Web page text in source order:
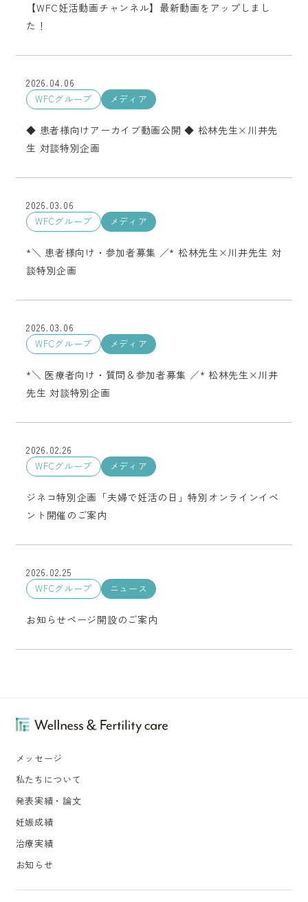
【WFC妊活動画チャンネル】最新動画をアップしまし
た！
2026.04.06
WFCグループ
メディア
◆ 患者様向けアーカイブ動画公開 ◆ 松林先生×川井先
生 対談特別企画
2026.03.06
WFCグループ
メディア
*＼ 患者様向け・参加者募集 ／* 松林先生×川井先生 対
談特別企画
2026.03.06
WFCグループ
メディア
*＼ 医療者向け・質問＆参加者募集 ／* 松林先生×川井
先生 対談特別企画
2026.02.26
WFCグループ
メディア
ジネコ特別企画「夫婦で妊活の日」特別オンラインイベ
ント開催のご案内
2026.02.25
WFCグループ
ニュース
お知らせページ開設のご案内
メッセージ
私たちについて
発表実績・論文
妊娠成績
治療実績
お知らせ